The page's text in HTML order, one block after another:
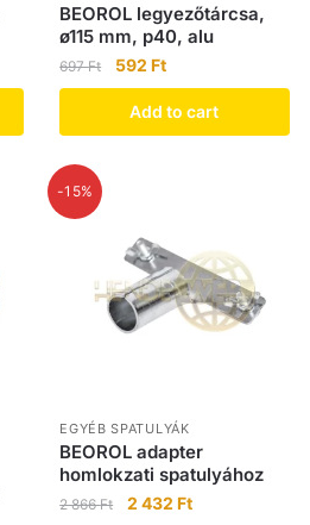
BEOROL legyezőtárcsa,
ø115 mm, p40, alu
697Ft 592Ft
Add to cart
-15%
EGYÉB SPATULYÁK
BEOROL adapter
homlokzati spatulyához
2 866Ft 2 432Ft